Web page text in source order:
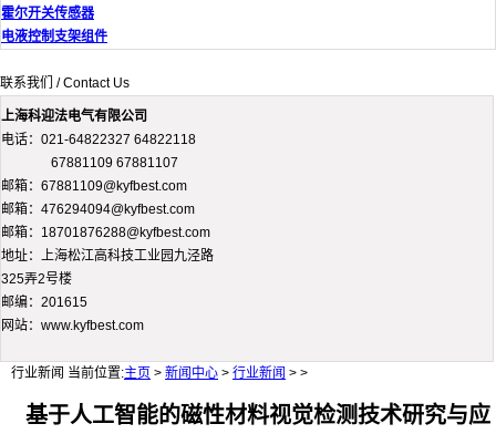
霍尔开关传感器
电液控制支架组件
联系我们 / Contact Us
上海科迎法电气有限公司
电话：021-64822327 64822118
67881109 67881107
邮箱：67881109@kyfbest.com
邮箱：476294094@kyfbest.com
邮箱：18701876288@kyfbest.com
地址：上海松江高科技工业园九泾路
325弄2号楼
邮编：201615
网站：www.kyfbest.com
行业新闻 当前位置:主页 > 新闻中心 > 行业新闻 > >
基于人工智能的磁性材料视觉检测技术研究与应